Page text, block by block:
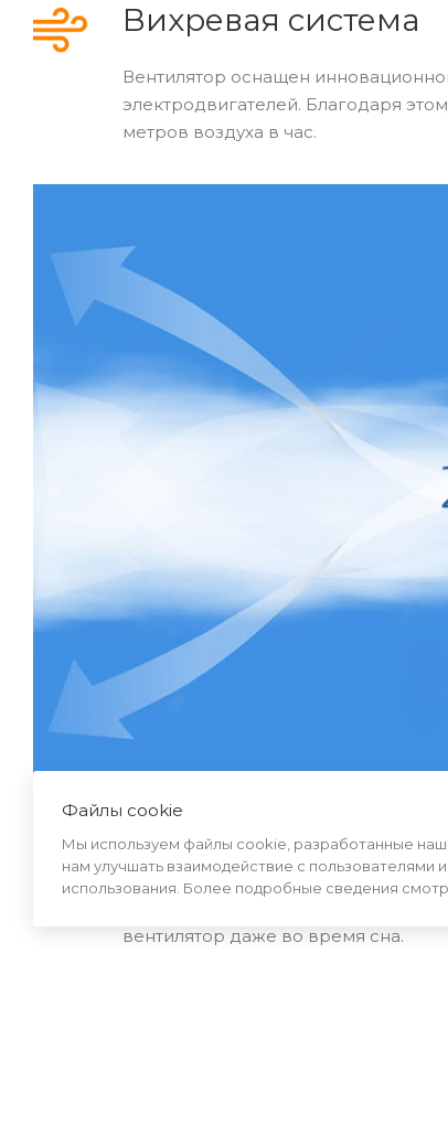
Вихревая система
Вентилятор оснащен
электродвигателей. Благодаря
метров воздуха в час.
12 режимов работы
Устройство поддерживает 12
вентилятор даже во время сна.
Файлы cookie
Мы используем файлы cookie, разработанные
нам улучшать взаимодействие с
использования. Более подробные сведения